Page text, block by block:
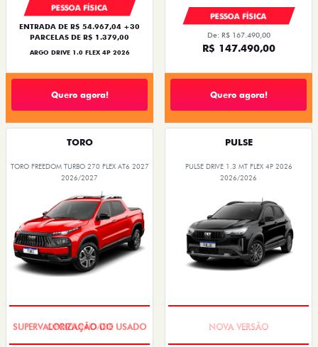
PESSOA FÍSICA
ENTRADA DE R$ 54.967,04 +30
PARCELAS DE R$ 1.379,00
ARGO DRIVE 1.0 FLEX 4P 2026
Quero agora!
PESSOA FÍSICA
De: R$ 167.490,00
R$ 147.490,00
Quero agora!
TORO
TORO FREEDOM TURBO 270 FLEX AT6 2027
2026/2027
PULSE
PULSE DRIVE 1.3 MT FLEX 4P 2026
2026/2026